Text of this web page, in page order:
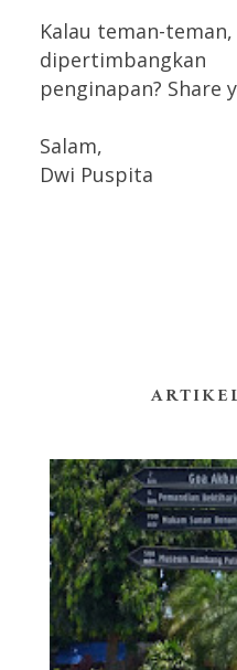
Kalau teman-
penginapan? Share
Salam,
Dwi Puspita